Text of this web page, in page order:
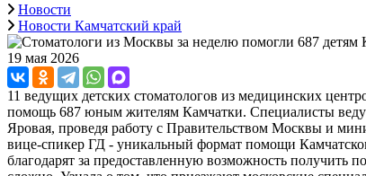
Новости
Новости Камчатский край
19 мая 2026
11 ведущих детских стоматологов из медицинских
помощь 687 юным жителям Камчатки. Специалисты
Яровая, проведя работу с Правительством Москвы и
вице-спикер ГД - уникальный формат помощи
благодарят за предоставленную возможность